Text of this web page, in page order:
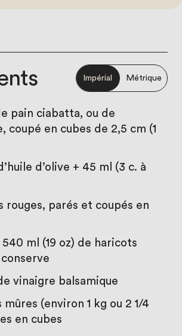
Impérial Métrique
pain ciabatta, ou de
coupé en cubes de 2,5 cm (1
d’olive + 45 ml (3 c. à
rouges, parés et coupés en
ml (19 oz) de haricots
vinaigre balsamique
(environ 1 kg ou 2 1/4
en cubes